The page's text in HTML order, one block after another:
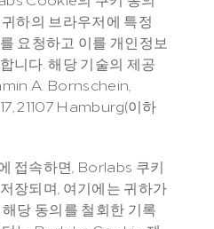
하의 브라우저에 특정
요청하고 이를 개인정보
니다. 해당 기술의 제공
A. Bornschein,
21107 Hamburg(이하
접속하면, Borlabs 쿠키
장되며, 여기에는 귀하가
당 동의를 철회한 기록